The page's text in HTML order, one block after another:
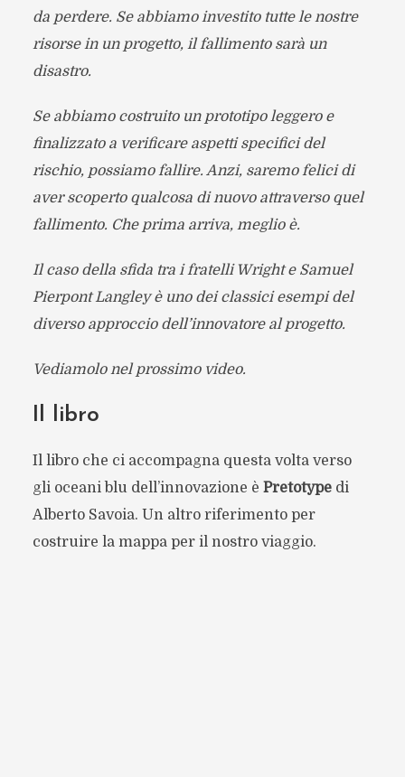
da perdere. Se abbiamo investito tutte le nostre
risorse in un progetto, il fallimento sarà un
disastro.
Se abbiamo costruito un prototipo leggero e
finalizzato a verificare aspetti specifici del
rischio, possiamo fallire. Anzi, saremo felici di
aver scoperto qualcosa di nuovo attraverso quel
fallimento. Che prima arriva, meglio è.
Il caso della sfida tra i fratelli Wright e Samuel
Pierpont Langley è uno dei classici esempi del
diverso approccio dell’innovatore al progetto.
Vediamolo nel prossimo video.
Il libro
Il libro che ci accompagna questa volta verso
gli oceani blu dell’innovazione è Pretotypedi
Alberto Savoia. Un altro riferimento per
costruire la mappa per il nostro viaggio.